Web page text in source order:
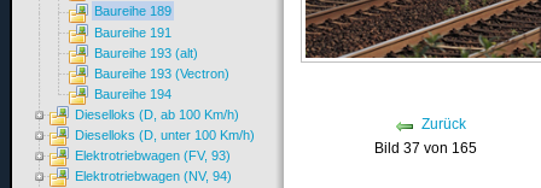
Zurück
Bild 37 von 165
Baureihe 189
Baureihe 191
Baureihe 193 (alt)
Baureihe 193 (Vectron)
Baureihe 194
Dieselloks (D, ab 100 Km/h)
Dieselloks (D, unter 100 Km/h)
Elektrotriebwagen (FV, 93)
Elektrotriebwagen (NV, 94)